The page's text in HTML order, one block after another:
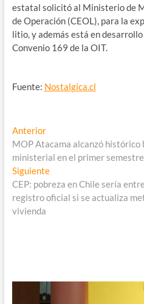
estatal solicitó al Ministerio de
de Operación (CEOL), para la
litio, y además está en
Convenio 169 de la OIT.
Fuente: Nostalgica.cl
Navegación
de
entradas
AnteriorEntrada
anterior:
MOP Atacama alcanzó histórico
ministerial en el primer
SiguienteEntrada
siguiente:
CEP: pobreza en Chile sería
registro oficial si se actualiza
vivienda